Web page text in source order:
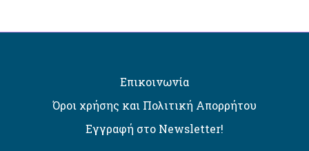
Επικοινωνία
Όροι χρήσης και Πολιτική Απορρήτου
Εγγραφή στο Newsletter!